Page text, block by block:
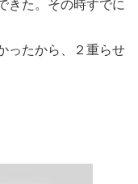
きた。その時すでに
ったから、２重らせ